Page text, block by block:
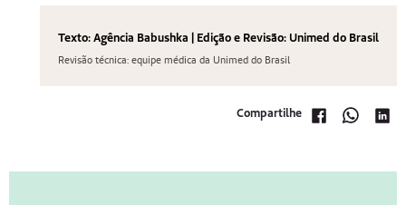
Texto: Agência Babushka | Edição e Revisão: Unimed do Brasil
Revisão técnica: equipe médica da Unimed do Brasil
Compartilhe